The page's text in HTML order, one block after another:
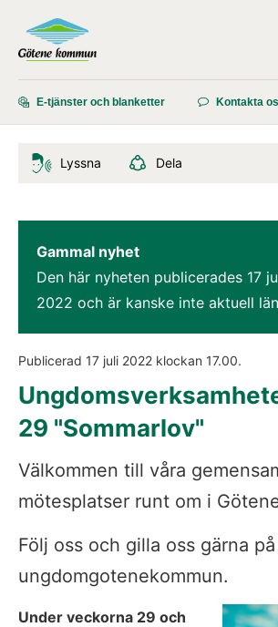
E-tjänster och blanketter Kontakta
Lyssna Dela
Gammal nyhet
Den här nyheten publicerades 17
2022 och är kanske inte aktuell
Publicerad 17 juli 2022 klockan 17.00.
29 "Sommarlov"
Välkommen till våra
mötesplatser runt om i
Följ oss och gilla oss gärna
ungdomgotenekommun.
Under veckorna 29 och